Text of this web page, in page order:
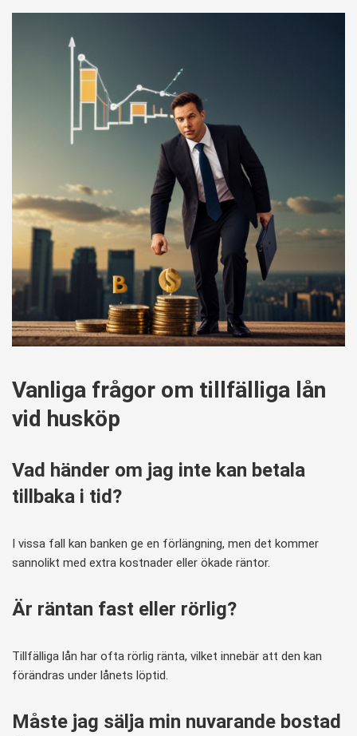
Vanliga frågor om tillfälliga lån
vid husköp
Vad händer om jag inte kan betala
tillbaka i tid?
I vissa fall kan banken ge en förlängning, men det kommer
sannolikt med extra kostnader eller ökade räntor.
Är räntan fast eller rörlig?
Tillfälliga lån har ofta rörlig ränta, vilket innebär att den kan
förändras under lånets löptid.
Måste jag sälja min nuvarande bostad